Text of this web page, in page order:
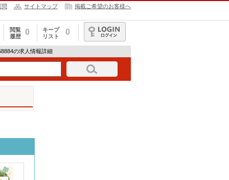
問 サイトマップ 掲載ご希望のお客様へ
閲覧
履歴
0
キープ
リスト
0
ログイン
の求人情報詳細